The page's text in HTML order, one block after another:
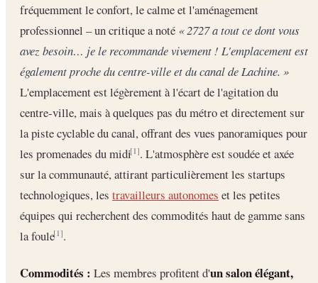
fréquemment le confort, le calme et l'aménagement
professionnel – un critique a noté « 2727 a tout ce dont vous
avez besoin… je le recommande vivement ! L'emplacement est
également proche du centre-ville et du canal de Lachine. »
L'emplacement est légèrement à l'écart de l'agitation du
centre-ville, mais à quelques pas du métro et directement sur
la piste cyclable du canal, offrant des vues panoramiques pour
les promenades du midi[1]. L'atmosphère est soudée et axée
sur la communauté, attirant particulièrement les startups
technologiques, les travailleurs autonomes et les petites
équipes qui recherchent des commodités haut de gamme sans
la foule[1].
Commodités : Les membres profitent d'un salon élégant,